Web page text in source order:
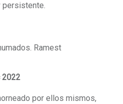
persistente.
2022
por ellos mismos,